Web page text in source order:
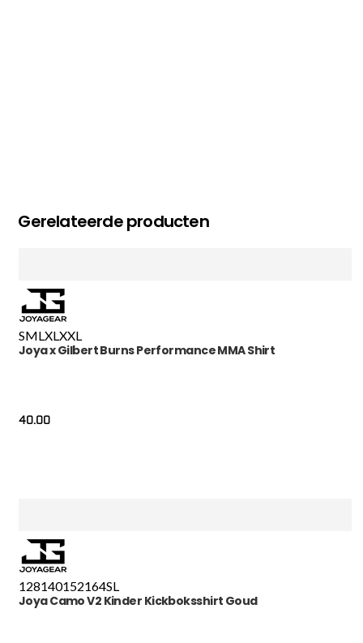
Gerelateerde producten
SMLXLXXL
Joya x Gilbert Burns Performance MMA Shirt
40.00
128140152164SL
Joya Camo V2 Kinder Kickboksshirt Goud